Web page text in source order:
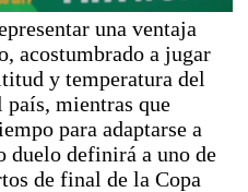
una ventaja
acostumbrado a jugar
y temperatura del
mientras que
para adaptarse a
duelo definirá a uno de
de final de la Copa